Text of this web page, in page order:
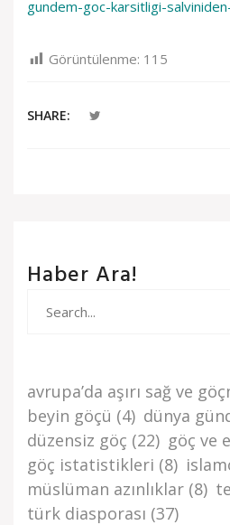
gundem-goc-karsitligi-
Görüntülenme: 115
SHARE:
Haber Ara!
avrupa’da aşiri sağ ve
beyi̇n göçü (4) dünya
düzensi̇z göç (22) göç ve
göç i̇stati̇sti̇kleri̇ (8)
müslüman azınlıklar (8)
türk di̇asporasi (37)